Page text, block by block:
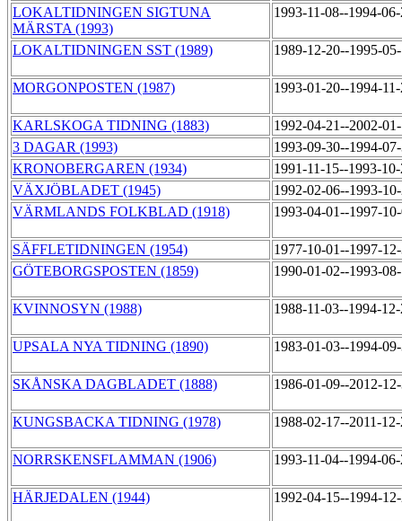
LOKALTIDNINGEN SIGTUNA
MÄRSTA (1993)
1993-11-08--1994-
LOKALTIDNINGEN SST (1989) 1989-12-20--1995-
MORGONPOSTEN (1987) 1993-01-20--1994-
KARLSKOGA TIDNING (1883)
1992-04-21--2002-
3 DAGAR (1993)
1993-09-30--1994-
KRONOBERGAREN (1934)
1991-11-15--1993-
VÄXJÖBLADET (1945)
1992-02-06--1993-
VÄRMLANDS FOLKBLAD (1918)
1993-04-01--1997-
SÄFFLETIDNINGEN (1954)
1977-10-01--1997-
GÖTEBORGSPOSTEN (1859)
1990-01-02--1993-
KVINNOSYN (1988) 1988-11-03--1994-
UPSALA NYA TIDNING (1890) 1983-01-03--1994-
SKÅNSKA DAGBLADET (1888) 1986-01-09--2012-
KUNGSBACKA TIDNING (1978) 1988-02-17--2011-
NORRSKENSFLAMMAN (1906) 1993-11-04--1994-
HÄRJEDALEN (1944) 1992-04-15--1994-